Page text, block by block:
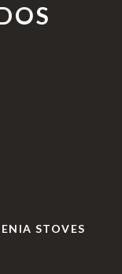
STOVES